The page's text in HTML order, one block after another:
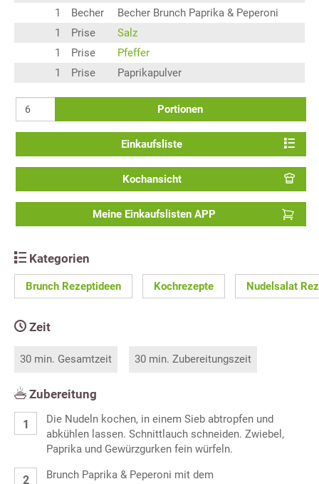
1
Becher
Becher Brunch Paprika & Peperoni
1
Prise
Salz
1
Prise
Pfeffer
1
Prise Paprikapulver
Portionen
Einkaufsliste
Kochansicht
Meine Einkaufslisten APP
Kategorien
Brunch Rezeptideen Kochrezepte Nudelsalat
Zeit
30 min. Gesamtzeit 30 min. Zubereitungszeit
Zubereitung
Die Nudeln kochen, in einem Sieb abtropfen und
abkühlen lassen. Schnittlauch schneiden. Zwiebel,
Paprika und Gewürzgurken fein würfeln.
Brunch Paprika & Peperoni mit dem